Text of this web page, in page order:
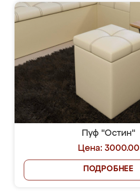
Пуф "Остин"
Цена: 3000.00
ПОДРОБНЕЕ